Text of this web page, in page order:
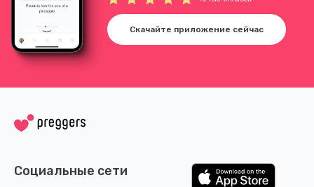
Скачайте приложение сейчас
Социальные сети